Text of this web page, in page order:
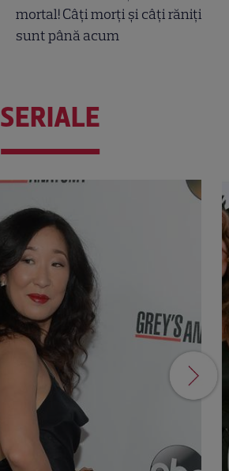
mortal! Câți morți și câți răniți
sunt până acum
SERIALE